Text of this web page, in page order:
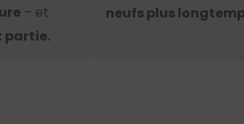
– et
partie.
neufs plus